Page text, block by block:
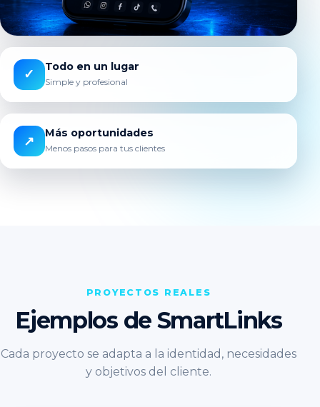
✓
Todo en un lugar
Simple y profesional
↗
Más oportunidades
Menos pasos para tus clientes
PROYECTOS REALES
Ejemplos de SmartLinks
Cada proyecto se adapta a la identidad, necesidades
y objetivos del cliente.